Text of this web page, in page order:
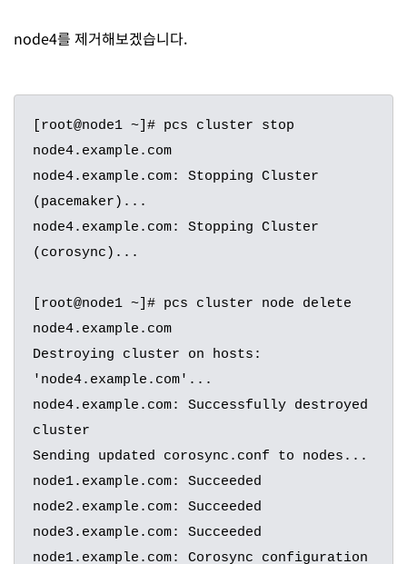
node4를 제거해보겠습니다.
[root@node1 ~]# pcs cluster stop
node4.example.com
node4.example.com: Stopping Cluster
(pacemaker)...
node4.example.com: Stopping Cluster
(corosync)...
[root@node1 ~]# pcs cluster node delete
node4.example.com
Destroying cluster on hosts:
'node4.example.com'...
node4.example.com: Successfully destroyed
cluster
Sending updated corosync.conf to nodes...
node1.example.com: Succeeded
node2.example.com: Succeeded
node3.example.com: Succeeded
node1.example.com: Corosync configuration